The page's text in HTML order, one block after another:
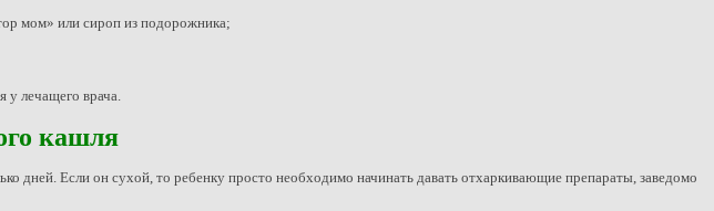
мом» или сироп из подорожника;
у лечащего врача.
кашля
дней. Если он сухой, то ребенку просто необходимо начинать давать отхаркивающие препараты, заведомо